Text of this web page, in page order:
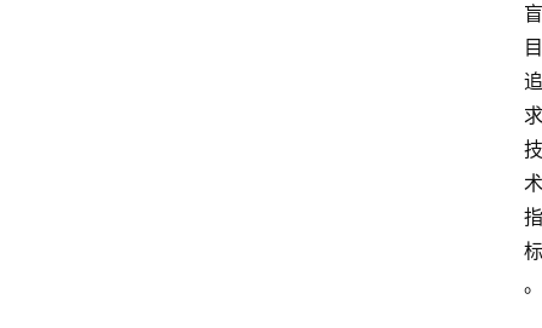
盲
目
追
求
技
术
指
标
。